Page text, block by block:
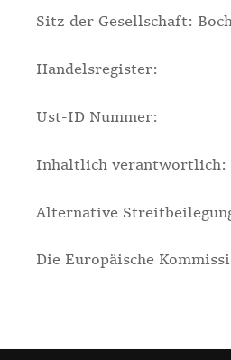
Sitz der Gesellschaft:
Handelsregister:
Ust-ID Nummer:
Inhaltlich verantwortlich:
Alternative Streitbeilegung
Die Europäische